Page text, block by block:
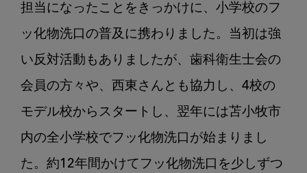
担当になったことをきっかけに、小学校のフ
ッ化物洗口の普及に携わりました。当初は強
い反対活動もありましたが、歯科衛生士会の
会員の方々や、西東さんとも協力し、4校の
モデル校からスタートし、翌年には苫小牧市
内の全小学校でフッ化物洗口が始まりまし
た。約12年間かけてフッ化物洗口を少しずつ